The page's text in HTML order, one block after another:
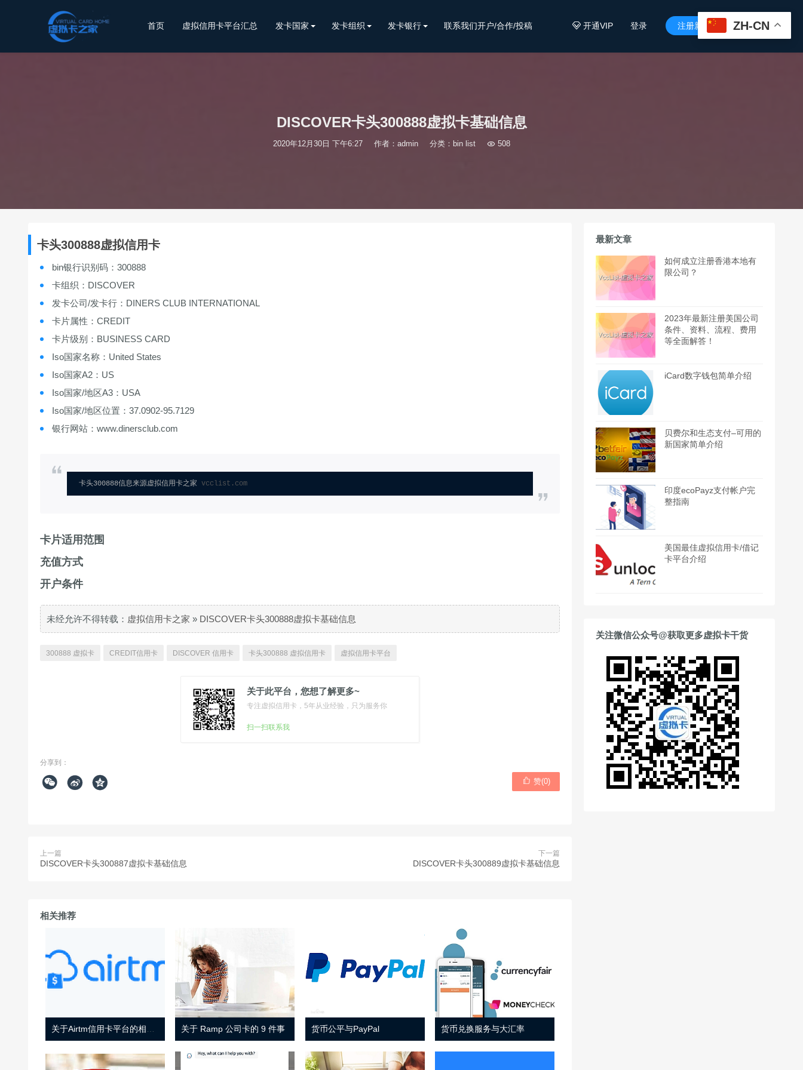
开通VIP 登录 注册新用户 
首页 虚拟信用卡平台汇总 发卡国家 发卡组织 发卡银行 联系我们开户/合作/投稿
DISCOVER卡头300888虚拟卡基础信息
2020年12月30日 下午6:27 作者：admin 分类： bin list 508
卡头300888虚拟信用卡
bin银行识别码：300888
卡组织：DISCOVER
发卡公司/发卡行：DINERS CLUB INTERNATIONAL
卡片属性：CREDIT
卡片级别：BUSINESS CARD
Iso国家名称：United States
Iso国家A2：US
Iso国家/地区A3：USA
Iso国家/地区位置：37.0902-95.7129
银行网站：www.dinersclub.com
卡头300888信息来源虚拟信用卡之家 vcclist.com
卡片适用范围
充值方式
开户条件
未经允许不得转载： 虚拟信用卡之家 » DISCOVER卡头300888虚拟卡基础信息
300888 虚拟卡 CREDIT信用卡 DISCOVER 信用卡 卡头300888 虚拟信用卡 虚拟信用卡平台
关于此平台，您想了解更多~
专注虚拟信用卡，5年从业经验，只为服务你
扫一扫联系我
分享到：
    赞(0)
上一篇
DISCOVER卡头300887虚拟卡基础信息
下一篇
DISCOVER卡头300889虚拟卡基础信息
相关推荐
关于 Ramp 公司卡的 9 件事 货币公平与PayPal 货币兑换服务与大汇率
最新文章
如何成立注册香港本地有
限公司？
2023年最新注册美国公司
条件、资料、流程、费用
等全面解答！
iCard数字钱包简单介绍
贝费尔和生态支付–可用的
新国家简单介绍
印度ecoPayz支付帐户完
整指南
美国最佳虚拟信用卡/借记
卡平台介绍
关注微信公众号@获取更多虚拟卡干货
ZH-CN